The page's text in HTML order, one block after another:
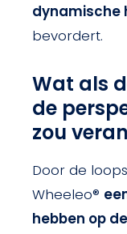
dynamische
bevordert.
Wat als
de
zou
Door de
Wheeleo®
hebben op